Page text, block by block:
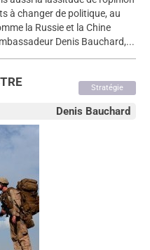
à changer de politique, au
la Russie et la Chine
Denis Bauchard,...
Stratégie
Denis Bauchard